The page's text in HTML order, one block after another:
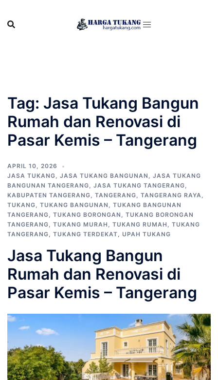
content
Tag: Jasa Tukang Bangun
Rumah dan Renovasi di
Pasar Kemis – Tangerang
APRIL 10, 2026
JASA TUKANG, JASA TUKANG BANGUNAN , JASA TUKANG
BANGUNAN TANGERANG, JASA TUKANG TANGERANG,
KABUPATEN TANGERANG, TANGERANG, TANGERANG RAYA,
TUKANG, TUKANG BANGUNAN , TUKANG BANGUNAN
TANGERANG, TUKANG BORONGAN , TUKANG BORONGAN
TANGERANG, TUKANG MURAH , TUKANG RUMAH , TUKANG
TANGERANG, TUKANG TERDEKAT, UPAH TUKANG
Jasa Tukang Bangun
Rumah dan Renovasi di
Pasar Kemis – Tangerang